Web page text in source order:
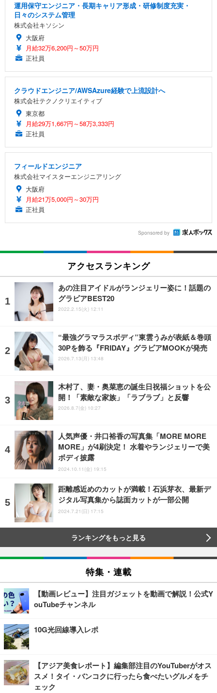
運用保守エンジニア・長期キャリア形成・研修制度充実・
日々のシステム管理
株式会社キソシン
大阪府
月給32万6,200円～50万円
正社員
クラウドエンジニア/AWSAzure経験で上流設計へ
株式会社テクノクリエイティブ
東京都
月給29万1,667円～58万3,333円
正社員
フィールドエンジニア
株式会社マイスターエンジニアリング
大阪府
月給21万5,000円～30万円
正社員
Sponsored by
アクセスランキング
あの注目アイドルがランジェリー姿に！話題の
グラビアBEST20
2022.2.15(火) 12:11
“最強グラマラスボディ”東雲うみが表紙＆巻頭
30Pを飾る『FRIDAY』グラビアMOOKが発売
2026.7.13(月) 13:48
木村了、妻・奥菜恵の誕生日祝福ショットを公
開！「素敵な家族」「ラブラブ」と反響
2026.8.7(金) 10:27
人気声優・井口裕香の写真集「MORE MORE
MORE」が4刷決定！ 水着やランジェリーで美
ボディ披露
2024.10.11(金) 19:15
距離感近めのカットが満載！石浜芽衣、最新デ
ジタル写真集から誌面カットが一部公開
2024.7.21(日) 17:15
ランキングをもっと見る
特集・連載
【動画レビュー】注目ガジェットを動画で解説！公式Y
ouTubeチャンネル
10G光回線導入レポ
【アジア美食レポート】編集部注目のYouTuberがオス
スメ！タイ・バンコクに行ったら食べたいグルメをチ
ェック